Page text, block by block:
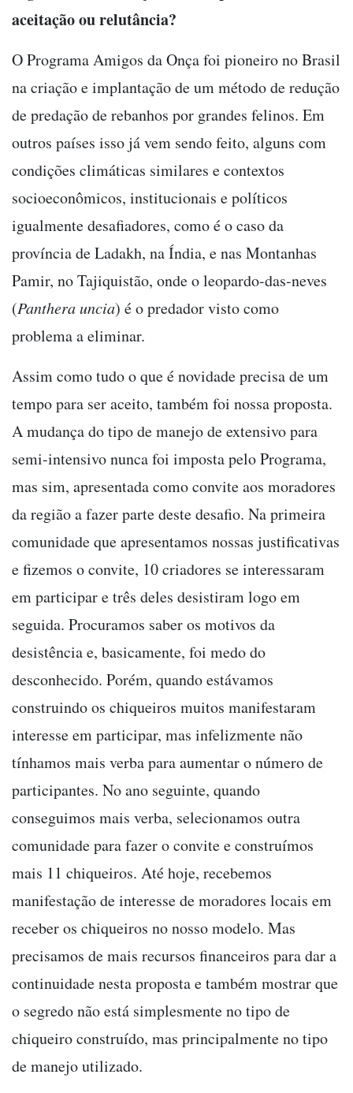
aceitação ou relutância?
O Programa Amigos da Onça foi pioneiro no Brasil
na criação e implantação de um método de redução
de predação de rebanhos por grandes felinos. Em
outros países isso já vem sendo feito, alguns com
condições climáticas similares e contextos
socioeconômicos, institucionais e políticos
igualmente desafiadores, como é o caso da
província de Ladakh, na Índia, e nas Montanhas
Pamir, no Tajiquistão, onde o leopardo-das-neves
(Panthera uncia) é o predador visto como
problema a eliminar.
Assim como tudo o que é novidade precisa de um
tempo para ser aceito, também foi nossa proposta.
A mudança do tipo de manejo de extensivo para
semi-intensivo nunca foi imposta pelo Programa,
mas sim, apresentada como convite aos moradores
da região a fazer parte deste desafio. Na primeira
comunidade que apresentamos nossas justificativas
e fizemos o convite, 10 criadores se interessaram
em participar e três deles desistiram logo em
seguida. Procuramos saber os motivos da
desistência e, basicamente, foi medo do
desconhecido. Porém, quando estávamos
construindo os chiqueiros muitos manifestaram
interesse em participar, mas infelizmente não
tínhamos mais verba para aumentar o número de
participantes. No ano seguinte, quando
conseguimos mais verba, selecionamos outra
comunidade para fazer o convite e construímos
mais 11 chiqueiros. Até hoje, recebemos
manifestação de interesse de moradores locais em
receber os chiqueiros no nosso modelo. Mas
precisamos de mais recursos financeiros para dar a
continuidade nesta proposta e também mostrar que
o segredo não está simplesmente no tipo de
chiqueiro construído, mas principalmente no tipo
de manejo utilizado.